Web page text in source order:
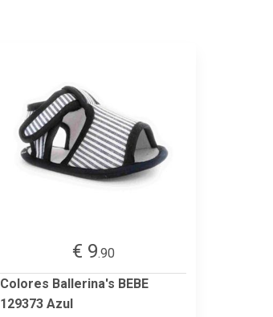
€ 9.90
Colores Ballerina's BEBE
129373 Azul